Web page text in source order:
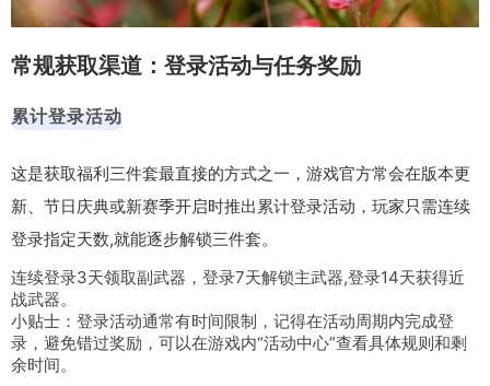
常规获取渠道：登录活动与任务奖励
累计登录活动
这是获取福利三件套最直接的方式之一，游戏官方常会在版本更
新、节日庆典或新赛季开启时推出累计登录活动，玩家只需连续
登录指定天数,就能逐步解锁三件套。
连续登录3天领取副武器，登录7天解锁主武器,登录14天获得近
战武器。
小贴士：登录活动通常有时间限制，记得在活动周期内完成登
录，避免错过奖励，可以在游戏内“活动中心”查看具体规则和剩
余时间。